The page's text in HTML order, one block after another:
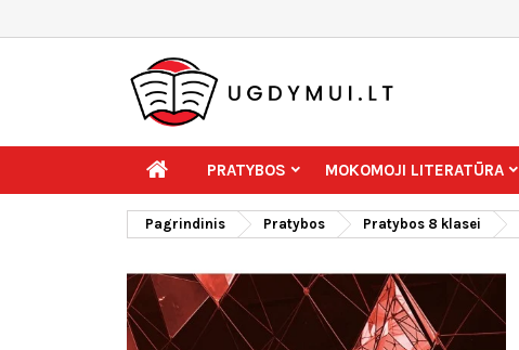
PRATYBOS MOKOMOJI LITERATŪRA
Pagrindinis Pratybos Pratybos 8 klasei